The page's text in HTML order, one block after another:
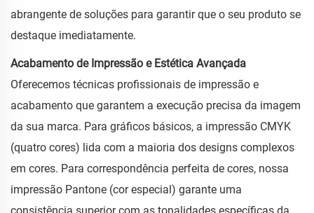
abrangente de soluções para garantir que o seu produto se
destaque imediatamente.
Acabamento de Impressão e Estética Avançada
Oferecemos técnicas profissionais de impressão e
acabamento que garantem a execução precisa da imagem
da sua marca. Para gráficos básicos, a impressão CMYK
(quatro cores) lida com a maioria dos designs complexos
em cores. Para correspondência perfeita de cores, nossa
impressão Pantone (cor especial) garante uma